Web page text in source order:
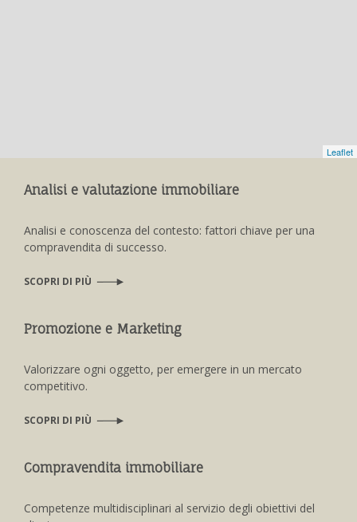
Leaflet
Analisi e valutazione immobiliare
Analisi e conoscenza del contesto: fattori chiave per una
compravendita di successo.
SCOPRI DI PIÙ
Promozione e Marketing
Valorizzare ogni oggetto, per emergere in un mercato
competitivo.
SCOPRI DI PIÙ
Compravendita immobiliare
Competenze multidisciplinari al servizio degli obiettivi del